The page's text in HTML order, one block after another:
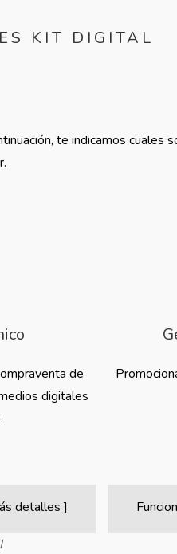
KIT DIGITAL
te indicamos cuales
de
digitales
detalles ]